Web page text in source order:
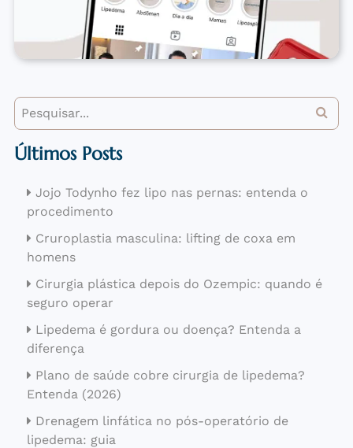
Últimos Posts
Jojo Todynho fez lipo nas pernas: entenda o
procedimento
Cruroplastia masculina: lifting de coxa em
homens
Cirurgia plástica depois do Ozempic: quando é
seguro operar
Lipedema é gordura ou doença? Entenda a
diferença
Plano de saúde cobre cirurgia de lipedema?
Entenda (2026)
Drenagem linfática no pós-operatório de
lipedema: guia